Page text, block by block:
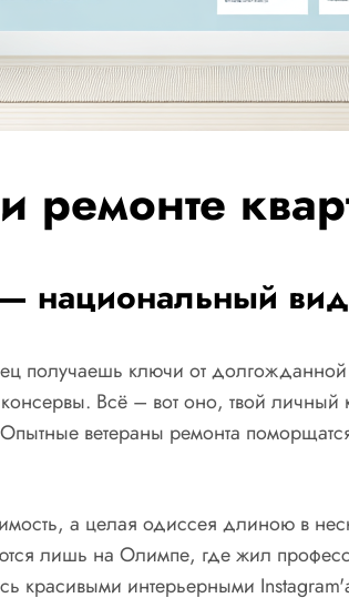
национальный вид
получаешь ключи от
Всё – вот оно, твой
ветераны ремонта
а целая одиссея длиною в
лишь на Олимпе, где жил
красивыми интерьерными